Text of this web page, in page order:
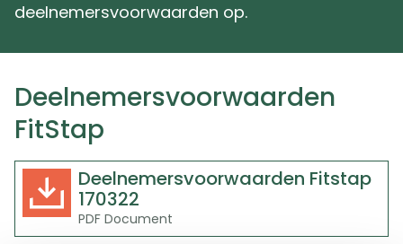
deelnemersvoorwaarden op.
Deelnemersvoorwaarden
FitStap
D
o
w
Deelnemersvoorwaarden Fitstap
170322
PDF Document